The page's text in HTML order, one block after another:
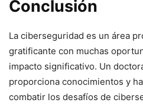
Conclusión
La‌ ciberseguridad es un área
gratificante⁤ con muchas
impacto significativo. Un
proporciona conocimientos y
combatir los desafíos de